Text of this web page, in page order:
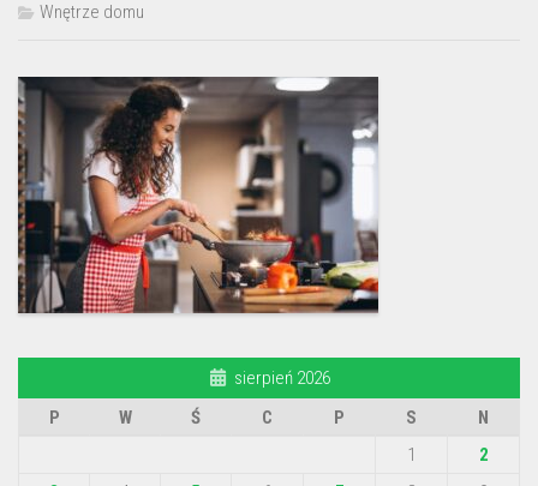
Wnętrze domu
sierpień 2026
P
W Ś C P S
N
1
2